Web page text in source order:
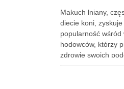
Makuch lniany,
diecie koni,
popularność wśród
hodowców, którzy
zdrowie swoich
w kwasy